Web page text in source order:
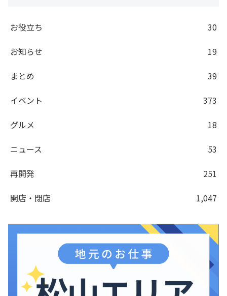
お役立ち
30
お知らせ
19
まとめ
39
イベント
373
グルメ
18
ニュース
53
再開発
251
開店・閉店
1,047